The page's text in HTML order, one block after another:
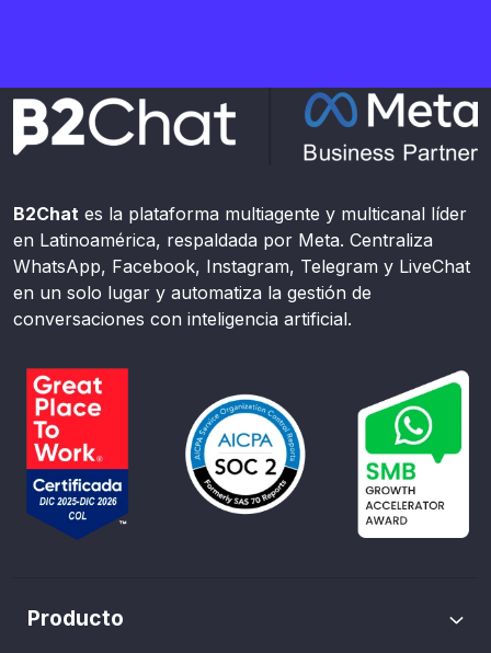
B2Chat es la plataforma multiagente y multicanal líder
en Latinoamérica, respaldada por Meta. Centraliza
WhatsApp, Facebook, Instagram, Telegram y LiveChat
en un solo lugar y automatiza la gestión de
conversaciones con inteligencia artificial.
Producto